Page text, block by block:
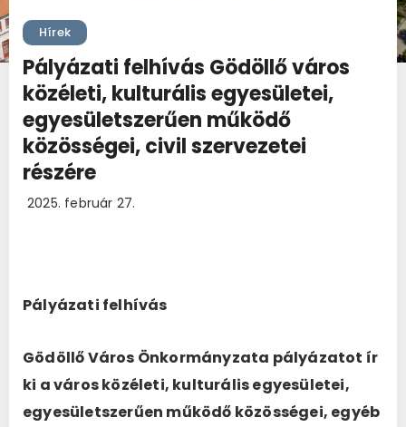
Hírek
Pályázati felhívás Gödöllő város
közéleti, kulturális egyesületei,
egyesületszerűen működő
közösségei, civil szervezetei
részére
2025. február 27.
Pályázati felhívás
Gödöllő Város Önkormányzata pályázatot ír
ki a város közéleti, kulturális egyesületei,
egyesületszerűen működő közösségei, egyéb